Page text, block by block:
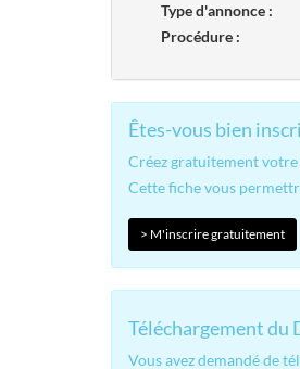
Type d'annonce :
Procédure :
Êtes-vous bien
Créez gratuitement
Cette fiche vous
> M'inscrire gratuitement
Téléchargement du
Vous avez demandé de